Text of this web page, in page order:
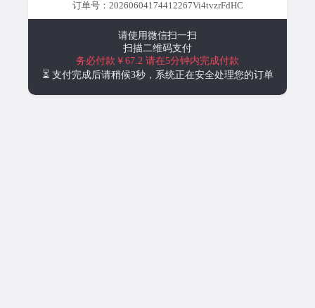
订单号：20260604174412267Vi4tvzrFdHC
请使用微信扫一扫
扫描二维码支付
务必付款￥67.2 请在5分钟内完成付款
⏳ 支付完成后请稍候3秒，系统正在安全处理您的订单